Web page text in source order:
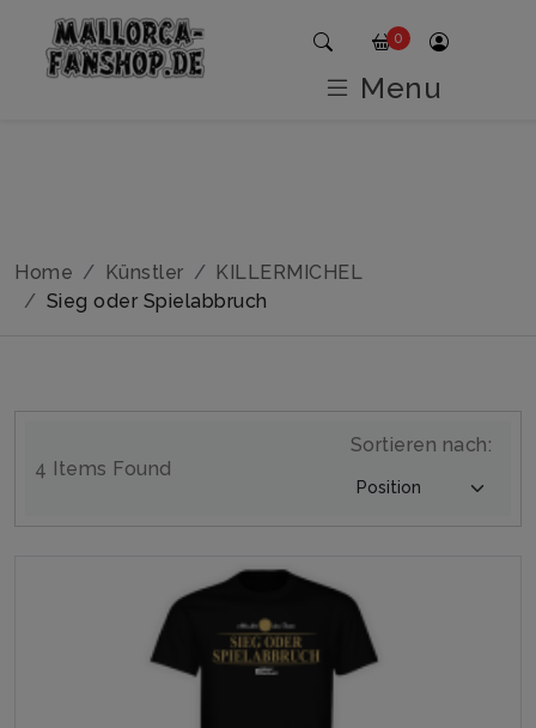
Home Künstler
KILLERMICHEL
Sieg oder Spielabbruch
4 Items Found
Sortieren nach:
0
Menu